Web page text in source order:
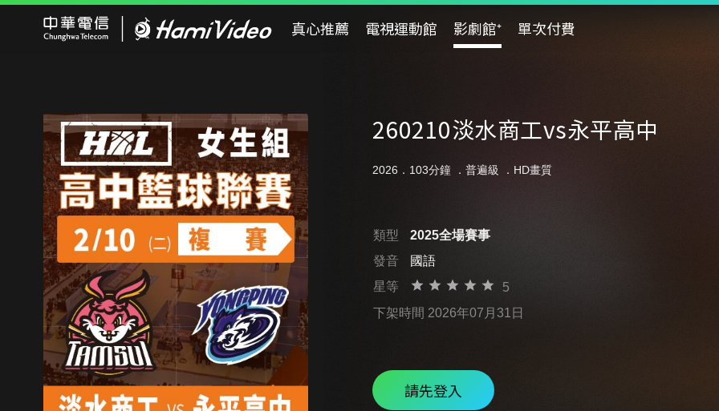
真心推薦 電視運動館 影劇館⁺ 單次付費
260210淡水商工vs永平高中
2026．103分鐘 ． 普遍級 ．HD畫質
類型
2025全場賽事
發音
國語
星等
5
下架時間 2026年07月31日
請先登入